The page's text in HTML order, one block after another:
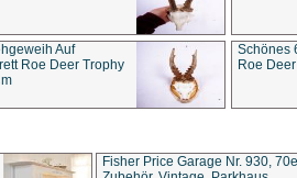
Auf
Roe Deer Trophy
Schönes
Roe
Fisher Price Garage Nr. 930,